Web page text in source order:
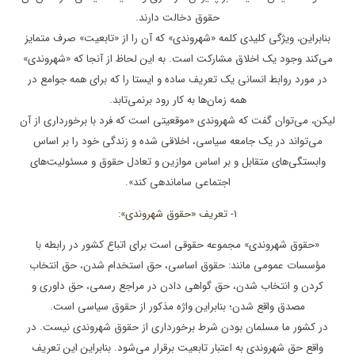
حقوق دخالت دارند.
بنابراین، ویژگی کلیدی کلمه «شهروندی» که آن را از «تابعیت» صرف متمایز
می‌کند وجود یک اخلاق مشارکت است. به این لحاظ از آنجا که «شهروندی»
در مورد روابط انسانی یک تعریف ساده و ایستا را که برای همه جوامع در
همه زمان‌ها به کار رود برنمی‌تابد.
لیکن، می‌توان گفت که شهروندی «موقعیتی است که فرد با برخورداری از آن
می‌تواند در یک جامعه سیاسی، اخلاقی شده و زندگی خود را بر اساس
وابستگی‌های متقابل و بر اساس موازین و تعادل حقوق و مسئولیت‌های
اجتماعی ساماندهی کند».
1- تعریف «حقوق شهروندی»:
«حقوق شهروندی» مجموعه حقوقی است برای اتباع کشور در رابطه با
مؤسسات عمومی مانند: حقوق اساسی، حق استخدام شدن، حق انتخاب
کردن و انتخاب شدن، حق گواهی دادن در مراجع رسمی، حق داوری و
مصدق واقع شدن؛ بنابراین واژه مذکور از حقوق سیاسی است.
در کشور ما مسلمان بودن شرط برخورداری از حقوق شهروندی نیست. در
واقع حق شهروندی به اعتبار تابعیت برقرار می‌شود. بنابراین این تعریف